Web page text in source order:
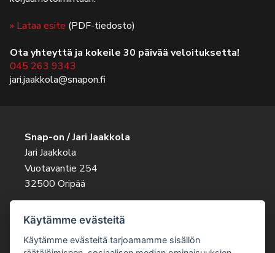
» Lataa esite (PDF-tiedosto)
Ota yhteyttä ja kokeile 30 päivää veloituksetta!
045 263 9343
jari.jaakkola@snapon.fi
Snap-on / Jari Jaakkola
Jari Jaakkola
Vuotavantie 254
32500 Oripää
045 263 9343
jari.jaakkola@snapon.fi
Käytämme evästeitä
Käytämme evästeitä tarjoamamme sisällön